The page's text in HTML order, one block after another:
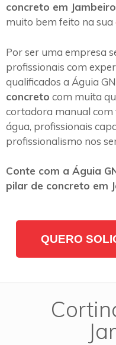
concreto em Jambeiro
muito bem feito na sua
Por ser uma empresa
profissionais com
qualificados a Águia
concreto com muita
cortadora manual
água, profissionais
profissionalismo nos
Conte com a Águia
pilar de concreto em
QUERO